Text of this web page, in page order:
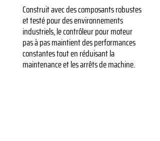
Construit avec des composants robustes
et testé pour des environnements
industriels, le contrôleur pour moteur
pas à pas maintient des performances
constantes tout en réduisant la
maintenance et les arrêts de machine.